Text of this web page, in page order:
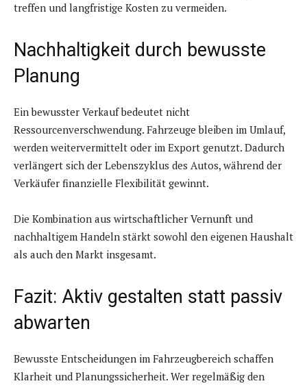
treffen und langfristige Kosten zu vermeiden.
Nachhaltigkeit durch bewusste
Planung
Ein bewusster Verkauf bedeutet nicht
Ressourcenverschwendung. Fahrzeuge bleiben im Umlauf,
werden weitervermittelt oder im Export genutzt. Dadurch
verlängert sich der Lebenszyklus des Autos, während der
Verkäufer finanzielle Flexibilität gewinnt.
Die Kombination aus wirtschaftlicher Vernunft und
nachhaltigem Handeln stärkt sowohl den eigenen Haushalt
als auch den Markt insgesamt.
Fazit: Aktiv gestalten statt passiv
abwarten
Bewusste Entscheidungen im Fahrzeugbereich schaffen
Klarheit und Planungssicherheit. Wer regelmäßig den